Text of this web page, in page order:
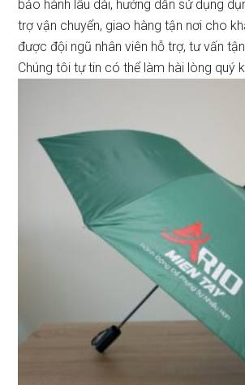
bảo hành lâu dài, hướng dẫn sử dụng
trợ vận chuyển, giao hàng tận nơi cho
được đội ngũ nhân viên hỗ trợ, tư vấn
Chúng tôi tự tin có thể làm hài lòng quý